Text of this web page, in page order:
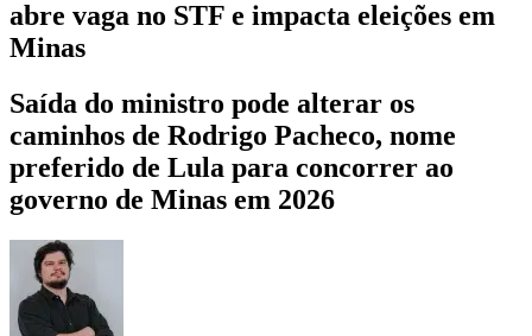
abre vaga no STF e impacta eleições em
Minas
Saída do ministro pode alterar os
caminhos de Rodrigo Pacheco, nome
preferido de Lula para concorrer ao
governo de Minas em 2026